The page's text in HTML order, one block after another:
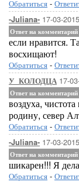
Обратиться -
-Juliana- 17-03-
Ответ на
если нравится.
восхищают!
Обратиться -
У_КОЛОДЦА 17-
Ответ на
воздуха,
родину, север
Обратиться -
-Juliana- 17-03-
Ответ на
шикарен!!! Я
Обратиться -